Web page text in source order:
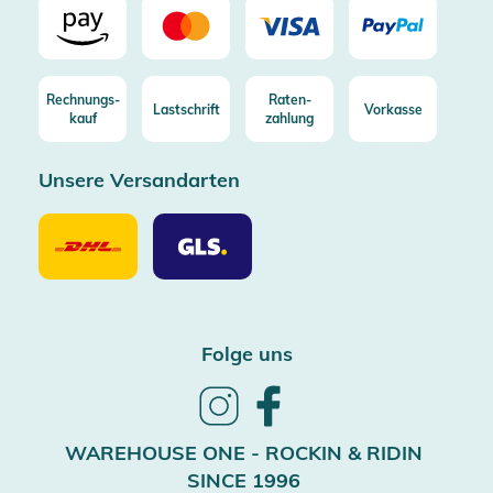
Rechnungs-
kauf
Lastschrift
Raten-
zahlung
Vorkasse
Unsere Versandarten
Unsere
Versandarten
DHL
Unsere
Versandarten
GLS
Folge uns
Follow
InstagramFacebook
WAREHOUSE ONE - ROCKIN & RIDIN
SINCE 1996